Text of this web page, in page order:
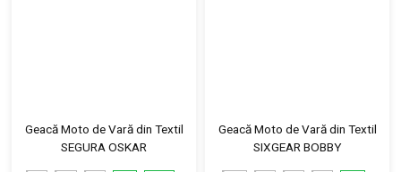
Geacă Moto de Vară din Textil
SEGURA OSKAR
Geacă Moto de Vară din Textil
SIXGEAR BOBBY